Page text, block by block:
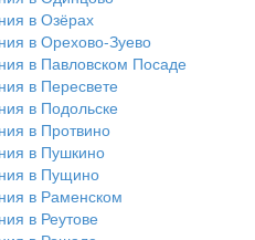
в Озёрах
в Орехово-Зуево
в Павловском Посаде
в Пересвете
в Подольске
в Протвино
в Пушкино
в Пущино
в Раменском
в Реутове